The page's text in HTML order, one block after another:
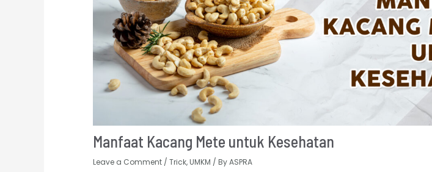
Manfaat Kacang Mete untuk Kesehatan
Leave a Comment /Trick,UMKM / ByASPRA